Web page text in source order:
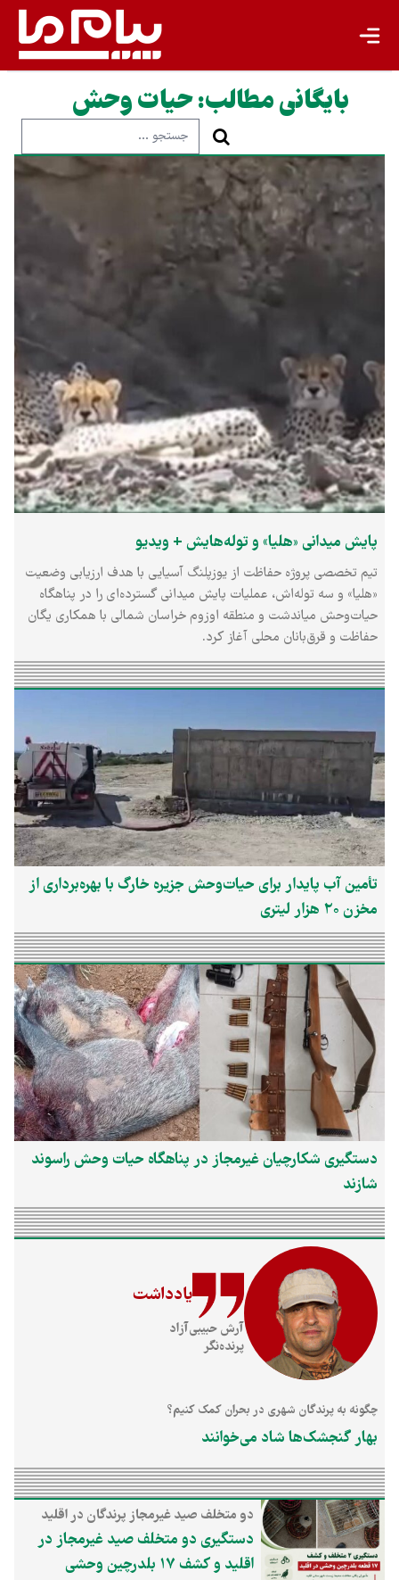
بایگانی مطالب:حیات وحش
پایش میدانی «هلیا» و توله‌هایش + ویدیو
تیم تخصصی پروژه حفاظت از یوزپلنگ آسیایی با هدف ارزیابی وضعیت
«هلیا» و سه توله‌اش، عملیات پایش میدانی گسترده‌ای را در پناهگاه
حیات‌وحش میاندشت و منطقه اوزوم خراسان شمالی با همکاری یگان
حفاظت و قرق‌بانان محلی آغاز کرد.
تأمین آب پایدار برای حیات‌وحش جزیره خارگ با بهره‌برداری از
مخزن ۲۰ هزار لیتری
یادداشت
آرش حبیبی‌آزاد
پرنده‌نگر
چگونه به پرندگان شهری در بحران کمک کنیم؟
بهار گنجشک‌ها شاد می‌خوانند
دستگیری شکارچیان غیرمجاز در پناهگاه حیات وحش راسوند
شازند
دو متخلف صید غیرمجاز پرندگان در اقلید
دستگیر شدند و ۱۷ قطعه بلدرچین وحشی،
قفس و تور پرنده‌گیری از آنان کشف و ضبط
شد.
دستگیری دو متخلف صید غیرمجاز در
اقلید و کشف ۱۷ بلدرچین وحشی